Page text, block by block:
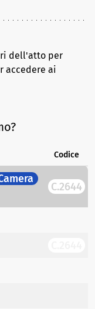
dell'atto per
accedere ai
Codice
C.2644